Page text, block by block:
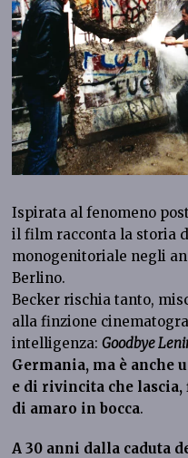
Ispirata al fenomeno
il film racconta la storia
monogenitoriale negli
Berlino.
Becker rischia tanto,
alla finzione
intelligenza:Goodbye
Germania, ma è anche
e di rivincita che lascia,
di amaro in bocca.
A 30 anni dalla caduta